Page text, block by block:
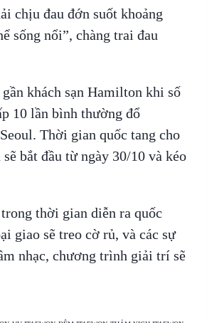
chịu đau đớn suốt khoảng
sống nổi”, chàng trai đau
khách sạn Hamilton khi số
10 lần bình thường đổ
Thời gian quốc tang cho
bắt đầu từ ngày 30/10 và kéo
thời gian diễn ra quốc
giao sẽ treo cờ rủ, và các sự
nhạc, chương trình giải trí sẽ